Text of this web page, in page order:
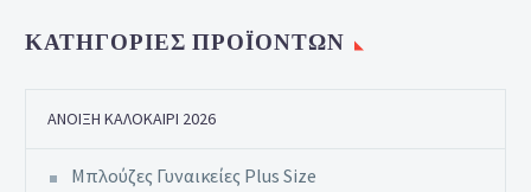
ΚΑΤΗΓΟΡΊΕΣ ΠΡΟΪΌΝΤΩΝ
ΆΝΟΙΞΗ ΚΑΛΟΚΑΊΡΙ 2026
Μπλούζες Γυναικείες Plus Size